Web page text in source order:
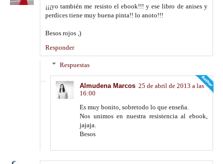
¡¡¡yo también me resisto el ebook!!! y ese libro de anises y
perdices tiene muy buena pinta!! lo anoto!!!
Besos rojos ,)
Responder
Respuestas
Almudena Marcos 25 de abril de 2013 a las
16:00
Es muy bonito, sobretodo lo que enseña.
Nos unimos en nuestra resistencia al ebook,
jajaja.
Besos